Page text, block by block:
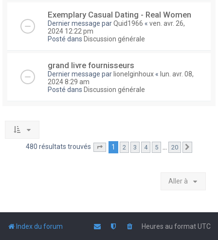
Exemplary Сasual Dating - Real Women
Dernier message parQuid1966 « ven. avr. 26,
2024 12:22 pm
Posté dans Discussion générale
grand livre fournisseurs
Dernier message par lionelginhoux « lun. avr. 08,
2024 8:29 am
Posté dans Discussion générale
480 résultats trouvés Page sur20
1 2 3 4 5 … 20
Aller à
Index du forum Heures au formatUTC